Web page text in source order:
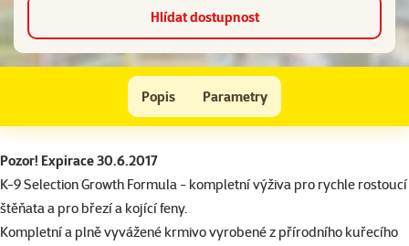
Hlídat dostupnost
Popis Parametry
Na začátek stránky
superzoo.product.detail.content
Pozor! Expirace 30.6.2017
K-9 Selection Growth Formula - kompletní výživa pro rychle rostoucí
štěňata a pro březí a kojící feny.
Kompletní a plně vyvážené krmivo vyrobené z přírodního kuřecího